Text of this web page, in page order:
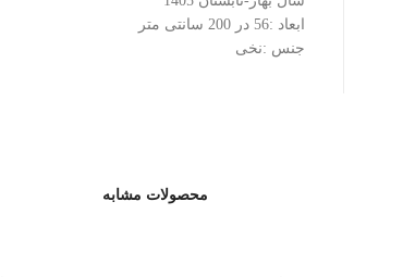
ابعاد :56 در 200 سانتی متر
جنس :نخی
محصولات مشابه